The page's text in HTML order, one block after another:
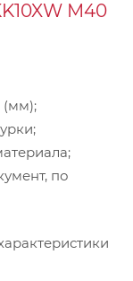
М40
(мм);
по